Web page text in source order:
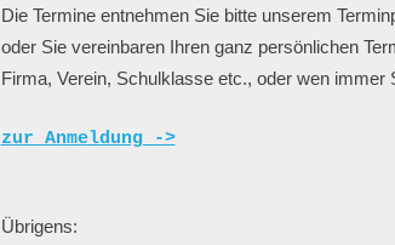
Die Termine entnehmen Sie bitte unserem
oder Sie vereinbaren Ihren ganz persönlichen
zur Anmeldung ->
Übrigens: